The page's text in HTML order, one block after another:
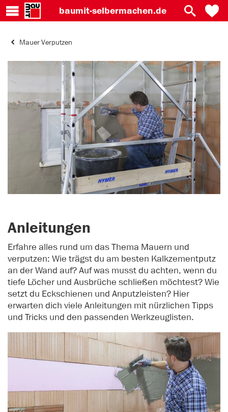
baumit-selbermachen.de
Mauer Verputzen
Anleitungen
Erfahre alles rund um das Thema Mauern und
verputzen: Wie trägst du am besten Kalkzementputz
an der Wand auf? Auf was musst du achten, wenn du
tiefe Löcher und Ausbrüche schließen möchtest? Wie
setzt du Eckschienen und Anputzleisten? Hier
erwarten dich viele Anleitungen mit nürzlichen Tipps
und Tricks und den passenden Werkzeuglisten.